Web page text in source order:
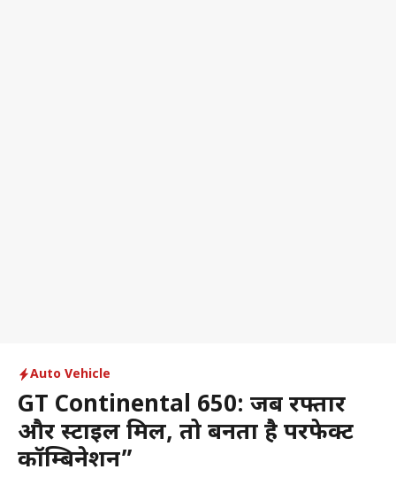
Auto Vehicle
GT Continental 650: जब रफ्तार
और स्टाइल मिलें, तो बनता है परफेक्ट
कॉम्बिनेशन”